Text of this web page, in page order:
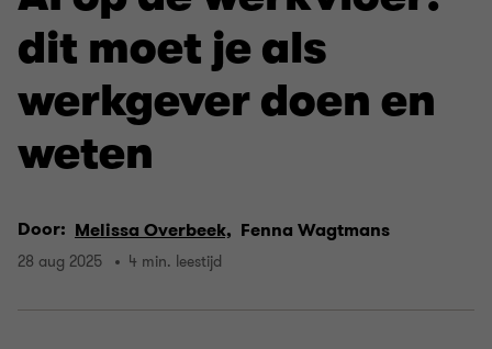
dit moet je als
werkgever doen en
weten
Door: Melissa Overbeek, Fenna Wagtmans
28 aug 2025 4 min. leestijd